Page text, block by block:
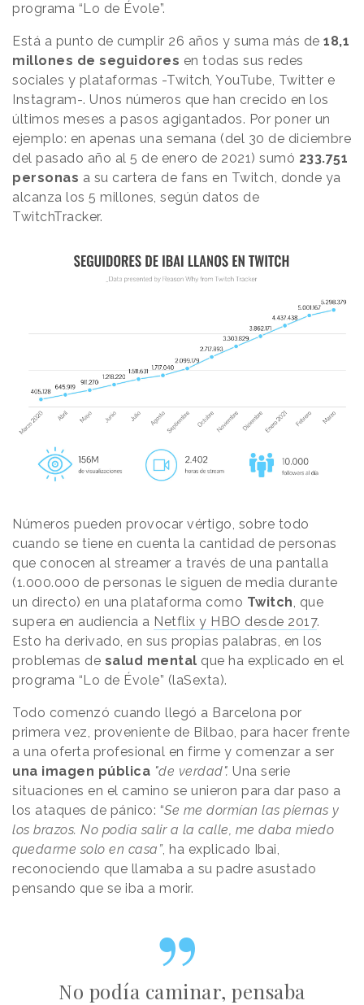
programa “Lo de Évole”.
Está a punto de cumplir 26 años y suma más de 18,1
millones de seguidores en todas sus redes
sociales y plataformas -Twitch, YouTube, Twitter e
Instagram-. Unos números que han crecido en los
últimos meses a pasos agigantados. Por poner un
ejemplo: en apenas una semana (del 30 de diciembre
del pasado año al 5 de enero de 2021) sumó 233.751
personas a su cartera de fans en Twitch, donde ya
alcanza los 5 millones, según datos de
TwitchTracker.
Números pueden provocar vértigo, sobre todo
cuando se tiene en cuenta la cantidad de personas
que conocen al streamer a través de una pantalla
(1.000.000 de personas le siguen de media durante
un directo) en una plataforma como Twitch , que
supera en audiencia a Netflix y HBO desde 2017.
Esto ha derivado, en sus propias palabras, en los
problemas de salud mental que ha explicado en el
programa “Lo de Évole” (laSexta).
Todo comenzó cuando llegó a Barcelona por
primera vez, proveniente de Bilbao, para hacer frente
a una oferta profesional en firme y comenzar a ser
una imagen pública "de verdad". Una serie
situaciones en el camino se unieron para dar paso a
los ataques de pánico: “Se me dormían las piernas y
los brazos. No podía salir a la calle, me daba miedo
quedarme solo en casa”, ha explicado Ibai,
reconociendo que llamaba a su padre asustado
pensando que se iba a morir.
No podía caminar, pensaba